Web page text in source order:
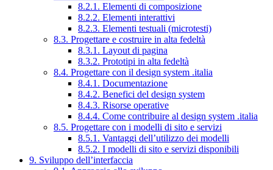
8.2.1. Elementi di composizione
8.2.2. Elementi interattivi
8.2.3. Elementi testuali (microtesti)
8.3. Progettare e costruire in alta fedeltà
8.3.1. Layout di pagina
8.3.2. Prototipi in alta fedeltà
8.4. Progettare con il design system .italia
8.4.1. Documentazione
8.4.2. Benefici del design system
8.4.3. Risorse operative
8.4.4. Come contribuire al design system .italia
8.5. Progettare con i modelli di sito e servizi
8.5.1. Vantaggi dell’utilizzo dei modelli
8.5.2. I modelli di sito e servizi disponibili
9. Sviluppo dell’interfaccia